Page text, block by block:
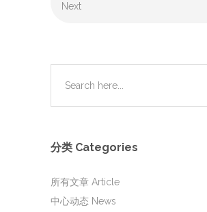
Next
分类 Categories
所有文章 Article
中心动态 News